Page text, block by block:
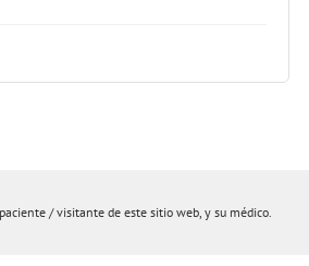
/ visitante de este sitio web, y su médico.